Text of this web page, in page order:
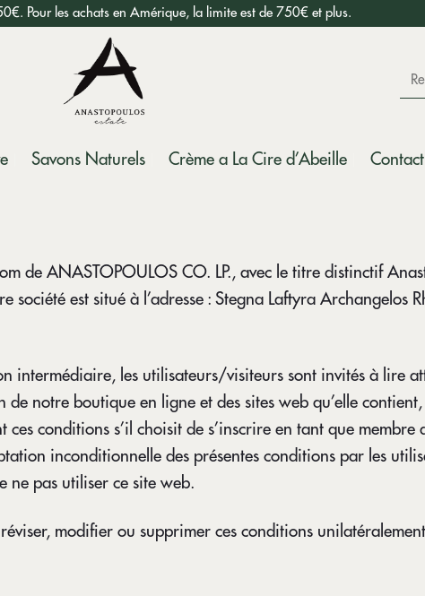
Pour les achats en Amérique, la limite est de 750€ et plus.
Savons Naturels Crème a La Cire d’Abeille Contact
de ANASTOPOULOS CO. LP., avec le titre distinctif
est situé à l’adresse : Stegna Laftyra Archangelos
intermédiaire, les utilisateurs/visiteurs sont invités à lire
notre boutique en ligne et des sites web qu’elle
conditions s’il choisit de s’inscrire en tant que membre
inconditionnelle des présentes conditions par les
ne pas utiliser ce site web.
modifier ou supprimer ces conditions